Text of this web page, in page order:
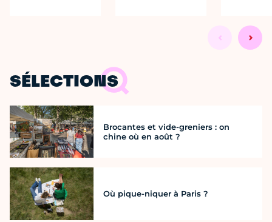
SÉLECTIONS
Brocantes et vide-greniers : on
chine où en août ?
Où pique-niquer à Paris ?